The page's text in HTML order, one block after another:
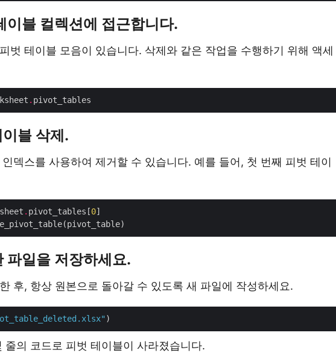
블 컬렉션에 접근합니다.
벗 테이블 모음이 있습니다. 삭제와 같은 작업을 수행하기 위해 액세
.
블 삭제.
덱스를 사용하여 제거할 수 있습니다. 예를 들어, 첫 번째 피벗 테이
. pivot_tables[0
일을 저장하세요.
후, 항상 원본으로 돌아갈 수 있도록 새 파일에 작성하세요.
줄의 코드로 피벗 테이블이 사라졌습니다.